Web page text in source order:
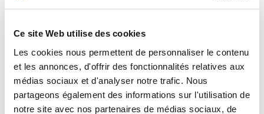
Ce site Web utilise des cookies
Les cookies nous permettent de personnaliser le contenu
et les annonces, d'offrir des fonctionnalités relatives aux
médias sociaux et d'analyser notre trafic. Nous
partageons également des informations sur l'utilisation de
notre site avec nos partenaires de médias sociaux, de
fin de 2024, trois ou quatre mois après la certification. Une
version fret de l’ATR 72-600 a aussi été lancée. Livrée à
Fedex depuis décembre 2020, elle devrait profiter d’une
demande en croissance pour les vols cargo.
Aerobuzz du 19 avril